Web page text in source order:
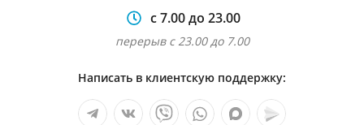
с 7.00 до 23.00
перерыв с 23.00 до 7.00
Написать в клиентскую поддержку: